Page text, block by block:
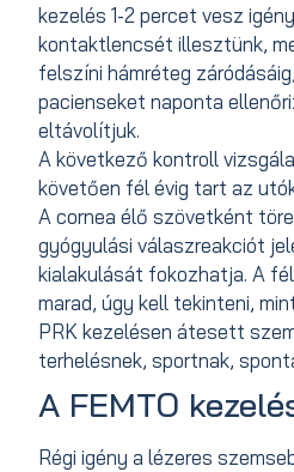
kezelés 1-2 percet vesz
kontaktlencsét illesztünk,
felszíni hámréteg
pacienseket naponta
eltávolítjuk.
A következő kontroll
követően fél évig tart az
A cornea élő szövetként
gyógyulási válaszreakciót
kialakulását fokozhatja. A
marad, úgy kell tekinteni,
PRK kezelésen átesett
terhelésnek, sportnak,
A FEMTO
Régi igény a lézeres